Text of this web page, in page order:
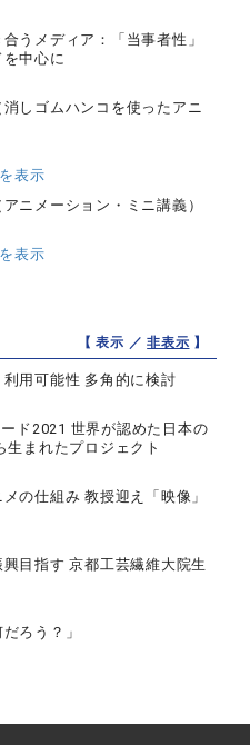
うメディア：「当事者性」
を中心に
しゴムハンコを使ったアニ
表示
ニメーション・ミニ講義）
表示
【 表示 ／非表示 】
用可能性 多角的に検討
ド2021 世界が認めた日本の
まれたプロジェクト
の仕組み 教授迎え「映像」
目指す 京都工芸繊維大院生
ろう？」